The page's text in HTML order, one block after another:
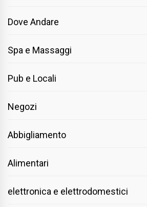
Dove Andare
Spa e Massaggi
Pub e Locali
Negozi
Abbigliamento
Alimentari
elettronica e elettrodomestici